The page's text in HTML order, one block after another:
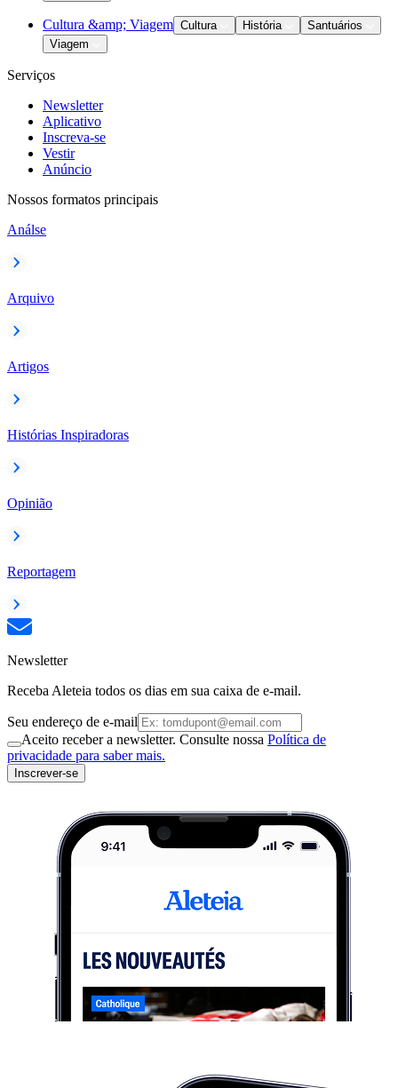
Cultura &amp; Viagem Cultura História
Santuários
Viagem
Serviços
Newsletter
Aplicativo
Inscreva-se
Vestir
Anúncio
Nossos formatos principais
Análse
Arquivo
Artigos
Histórias Inspiradoras
Opinião
Reportagem
Newsletter
Receba Aleteia todos os dias em sua caixa de e-mail.
Seu endereço de e-mail
Aceito receber a newsletter. Consulte nossa Política de
privacidade para saber mais.
Inscrever-se